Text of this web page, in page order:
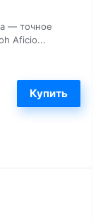
— точное
Aficio...